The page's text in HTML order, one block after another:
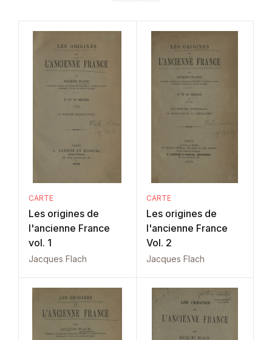
CARTE
Les origines de
l'ancienne France
vol. 1
Jacques Flach
CARTE
Les origines de
l'ancienne France
Vol. 2
Jacques Flach